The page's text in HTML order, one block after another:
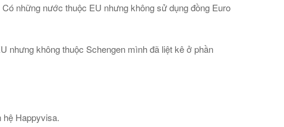
những nước thuộc EU nhưng không sử dụng đồng Euro
nhưng không thuộc Schengen mình đã liệt kê ở phần
hệ Happyvisa.